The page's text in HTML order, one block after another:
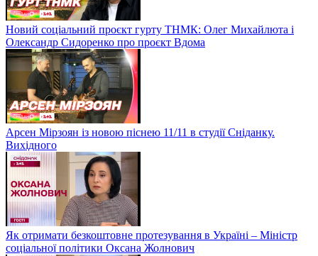
Новий соціальний проєкт гурту ТНМК: Олег Михайлюта і
Олександр Сидоренко про проєкт Вдома
Арсен Мірзоян із новою піснею 11/11 в студії Сніданку.
Вихідного
Як отримати безкоштовне протезування в Україні – Міністр
соціальної політики Оксана Жолнович